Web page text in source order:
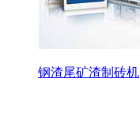
钢渣尾矿渣制砖机